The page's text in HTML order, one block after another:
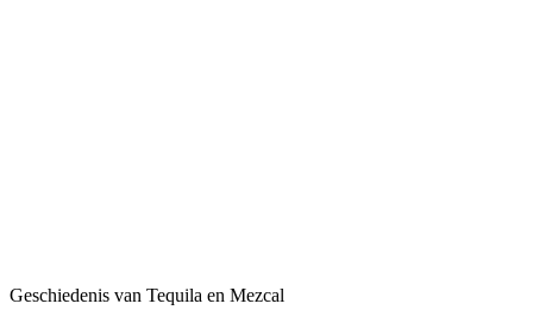
Geschiedenis van Tequila en Mezcal